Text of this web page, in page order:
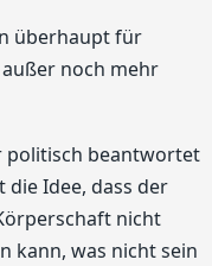
überhaupt für
noch mehr
politisch beantwortet
die Idee, dass der
nicht
kann, was nicht sein